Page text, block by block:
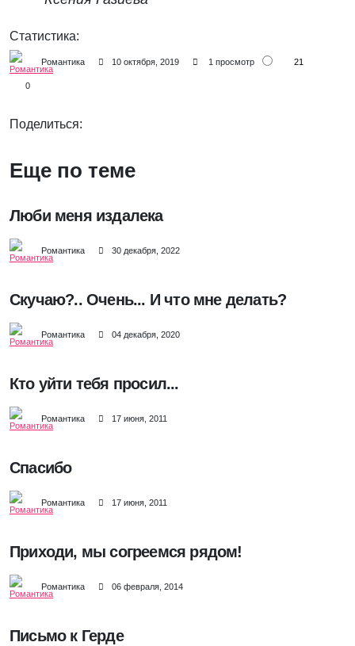
Статистика:
Романтика 10 октября, 2019 1 просмотр 21
0
Поделиться:
Еще по теме
Люби меня издалека
Романтика 30 декабря, 2022
Скучаю?.. Очень... И что мне делать?
Романтика 04 декабря, 2020
Кто уйти тебя просил...
Романтика 17 июня, 2011
Спасибо
Романтика 17 июня, 2011
Приходи, мы согреемся рядом!
Романтика 06 февраля, 2014
Письмо к Герде